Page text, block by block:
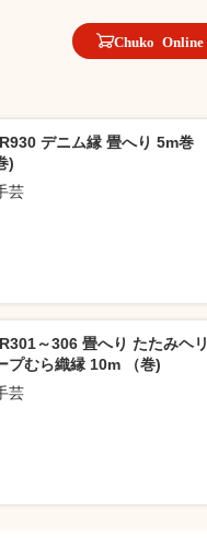
Chuko Online
デニム縁 畳へり 5m巻
)
芸
～306 畳へり たたみヘリ
プむら織縁 10m （巻)
芸